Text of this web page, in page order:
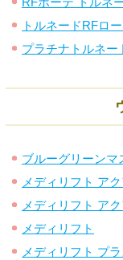
トルネードRFロ
プラチナトルネー
ブルーグリーンマ
メディリフト ア
メディリフト ア
メディリフト
メディリフト プラ